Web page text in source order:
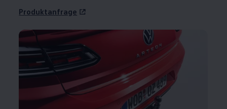
Produktanfrage